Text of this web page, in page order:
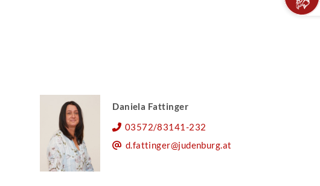
Daniela Fattinger
03572/83141-232
d.fattinger@judenburg.at